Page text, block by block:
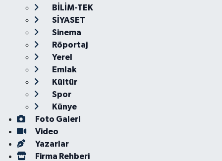
BİLİM-TEK
SİYASET
Sinema
Röportaj
Yerel
Emlak
Kültür
Spor
Künye
Foto Galeri
Video
Yazarlar
Firma Rehberi